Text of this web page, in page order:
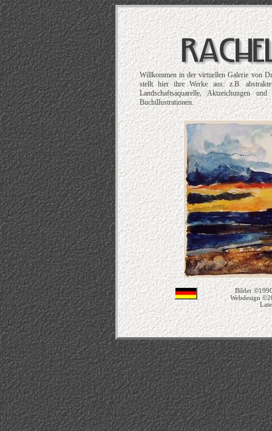
Willkommen in der virtuellen Galerie von
stellt hier ihre Werke aus: z.B.
Landschaftsaquarelle, Aktzeichungen
Buchillustrationen.
Bilder
Webdesign